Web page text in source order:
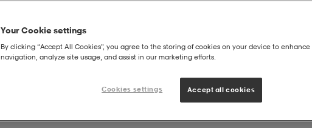
Your Cookie settings
By clicking “Accept All Cookies”, you agree to the storing of cookies on your device to enhance
navigation, analyze site usage, and assist in our marketing efforts.
Cookies settings Accept all cookies